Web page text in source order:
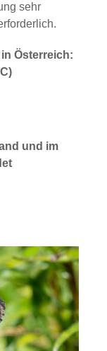
sehr
Österreich:
und im